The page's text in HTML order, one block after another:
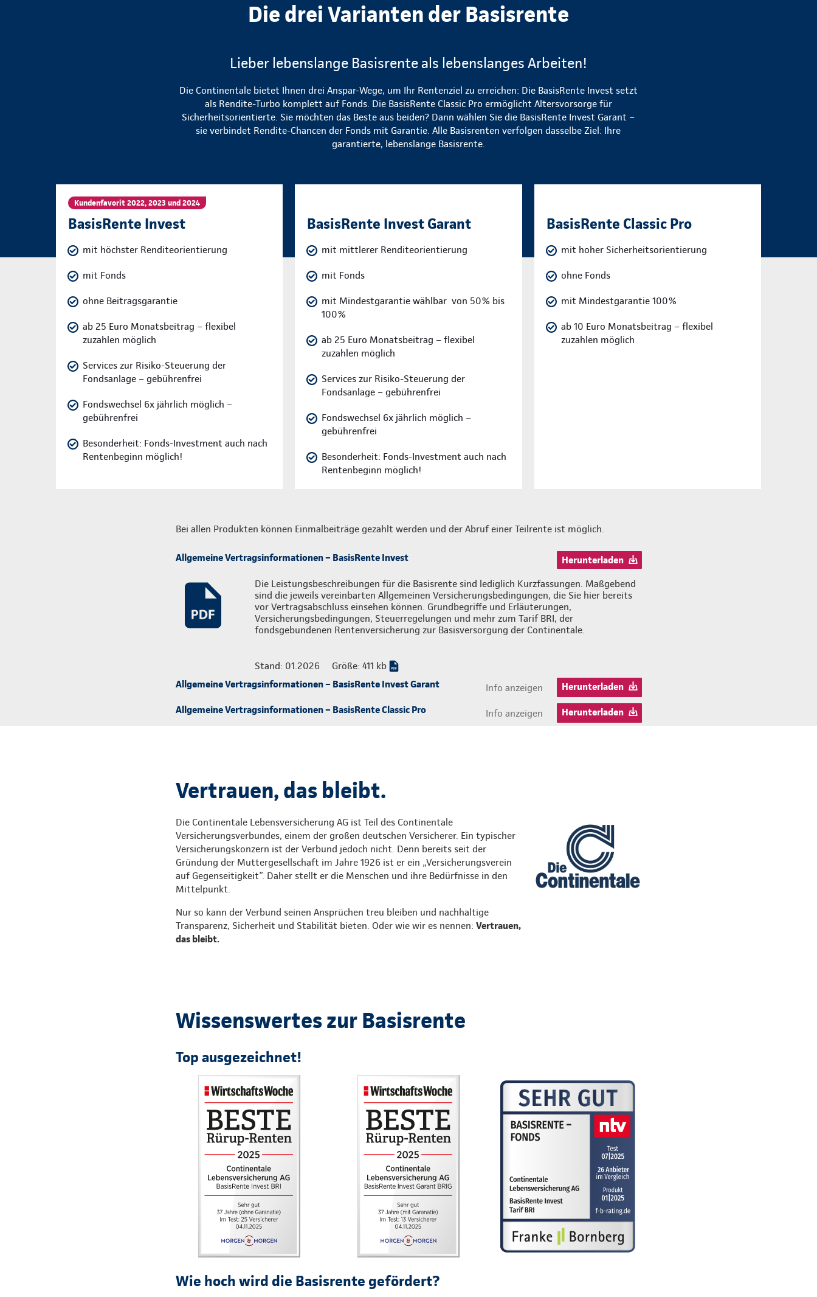
Die drei Varianten der Basisrente
Lieber lebenslange Basisrente als lebenslanges Arbeiten!
Die Continentale bietet Ihnen drei Anspar-Wege, um Ihr Rentenziel zu erreichen: Die BasisRente Invest setzt
als Rendite-Turbo komplett auf Fonds. Die BasisRente Classic Pro ermöglicht Altersvorsorge für
Sicherheitsorientierte. Sie möchten das Beste aus beiden? Dann wählen Sie die BasisRente Invest Garant –
sie verbindet Rendite-Chancen der Fonds mit Garantie. Alle Basisrenten verfolgen dasselbe Ziel: Ihre
garantierte, lebenslange Basisrente.
Kundenfavorit 2022, 2023 und 2024
BasisRente Invest
mit höchster Renditeorientierung
mit Fonds
ohne Beitragsgarantie
ab 25 Euro Monatsbeitrag – flexibel
zuzahlen möglich
Services zur Risiko-Steuerung der
Fondsanlage – gebührenfrei
Fondswechsel 6x jährlich möglich –
gebührenfrei
Besonderheit: Fonds-Investment auch nach
Rentenbeginn möglich!
BasisRente Invest Garant
mit mittlerer Renditeorientierung
mit Fonds
mit Mindestgarantie wählbar von 50% bis
100%
ab 25 Euro Monatsbeitrag – flexibel
zuzahlen möglich
Services zur Risiko-Steuerung der
Fondsanlage – gebührenfrei
Fondswechsel 6x jährlich möglich –
gebührenfrei
Besonderheit: Fonds-Investment auch nach
Rentenbeginn möglich!
BasisRente Classic Pro
mit hoher Sicherheitsorientierung
ohne Fonds
mit Mindestgarantie 100%
ab 10 Euro Monatsbeitrag – flexibel
zuzahlen möglich
Bei allen Produkten können Einmalbeiträge gezahlt werden und der Abruf einer Teilrente ist möglich.
Allgemeine Vertragsinformationen – BasisRente Invest Herunterladen
Die Leistungsbeschreibungen für die Basisrente sind lediglich Kurzfassungen. Maßgebend
sind die jeweils vereinbarten Allgemeinen Versicherungsbedingungen, die Sie hier bereits
vor Vertragsabschluss einsehen können. Grundbegriffe und Erläuterungen,
Versicherungsbedingungen, Steuerregelungen und mehr zum Tarif BRI, der
fondsgebundenen Rentenversicherung zur Basisversorgung der Continentale.
Stand: 01.2026
Größe: 411 kb
Allgemeine Vertragsinformationen – BasisRente Invest Garant
Info anzeigen
Herunterladen
Allgemeine Vertragsinformationen – BasisRente Classic Pro
Info anzeigen Herunterladen
Vertrauen, das bleibt.
Die Continentale Lebensversicherung AG ist Teil des Continentale
Versicherungsverbundes, einem der großen deutschen Versicherer. Ein typischer
Versicherungskonzern ist der Verbund jedoch nicht. Denn bereits seit der
Gründung der Muttergesellschaft im Jahre 1926 ist er ein „Versicherungsverein
auf Gegenseitigkeit”. Daher stellt er die Menschen und ihre Bedürfnisse in den
Mittelpunkt.
Nur so kann der Verbund seinen Ansprüchen treu bleiben und nachhaltige
Transparenz, Sicherheit und Stabilität bieten. Oder wie wir es nennen: Vertrauen,
das bleibt.
Wissenswertes zur Basisrente
Top ausgezeichnet!
Wie hoch wird die Basisrente gefördert?